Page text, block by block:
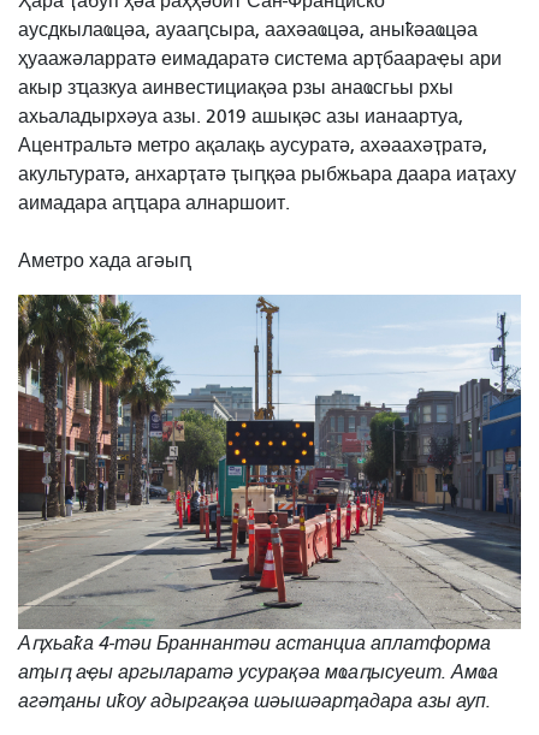
аусдкылаҩцәа, ауааԥсыра, аахәаҩцәа, аныҟәаҩцәа
ҳуаажәларратә еимадаратә система арҭбаараҿы ари
акыр зҵазкуа аинвестициақәа рзы анаҩсгьы рхы
ахьаладырхәуа азы. 2019 ашықәс азы ианаартуа,
Ацентральтә метро ақалақь аусуратә, ахәаахәҭратә,
акультуратә, анхарҭатә ҭыԥқәа рыбжьара даара иаҭаху
аимадара аԥҵара алнаршоит.
Аметро хада агәыԥ
Аԥхьаҟа 4-тәи Браннантәи астанциа аплатформа
аҭыԥ аҿы аргыларатә усурақәа мҩаԥысуеит. Амҩа
агәҭаны иҟоу адыргақәа шәышәарҭадара азы ауп.